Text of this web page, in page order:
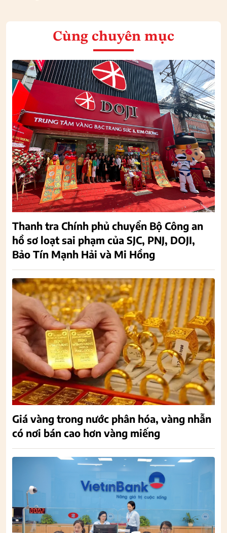
Cùng chuyên mục
Thanh tra Chính phủ chuyển Bộ Công an
hồ sơ loạt sai phạm của SJC, PNJ, DOJI,
Bảo Tín Mạnh Hải và Mi Hồng
Giá vàng trong nước phân hóa, vàng nhẫn
có nơi bán cao hơn vàng miếng